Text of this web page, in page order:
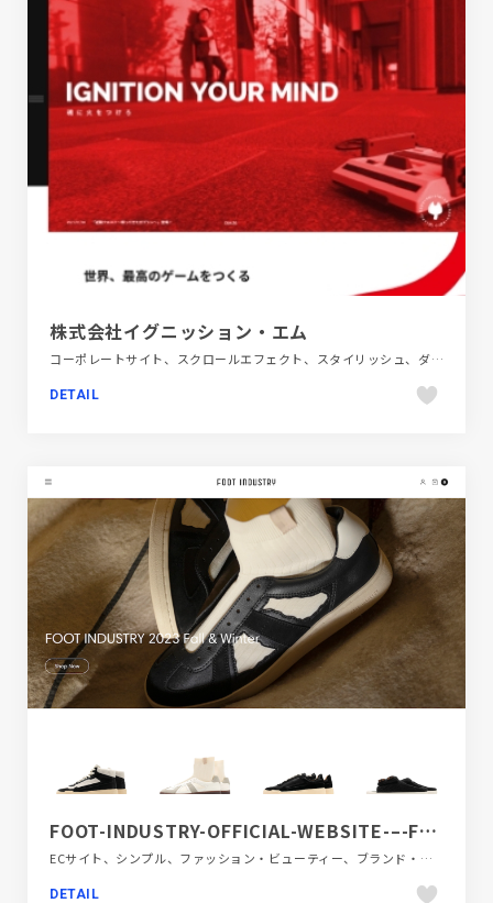
株式会社イグニッション・エム
コーポレートサイト、スクロールエフェクト、スタイリッシュ、ダイナミック、デザイン・アート・音楽・文芸、ブラック系 、ホワイト系、モーション多め、レッド系、商業施設・レジャー、大きめ写真
DETAIL
FOOT-INDUSTRY-OFFICIAL-WEBSITE-–-FOOT-INDUSTRY-TOKYO
ECサイト、シンプル、ファッション・ビューティー、ブランド・サービスサイト、ホワイト系
DETAIL